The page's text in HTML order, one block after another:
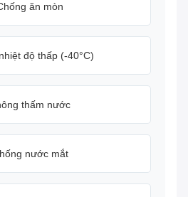
ăn mòn
độ thấp (-40°C)
thấm nước
nước mắt